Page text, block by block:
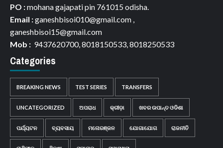
PO :mohana gajapati pin 761015 odisha.
Email :ganeshbisoi010@gmail.com ,
ganeshbisoi15@gmail.com
Mob : 9437620700, 8018150533, 8018250533
Categories
BREAKING NEWS TEST SERIES TRANSFERS
UNCATEGORIZED ଅପରାଧ କ୍ରୀଡ଼ା ଖବର ଉପାନ୍ତ ଓଡିଶା
ପର୍ଯ୍ୟଟନ ବ୍ୟବସାୟ ମନୋରଞ୍ଜନ ଯୋଗାଯୋଗ ରାଜନୀତି